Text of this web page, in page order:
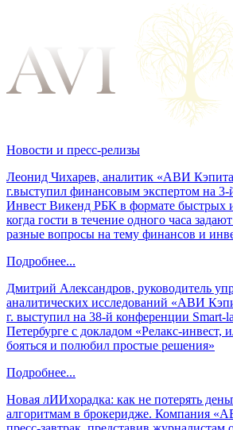
Новости и пресс-релизы
Леонид Чихарев, аналитик «АВИ
г.выступил финансовым экспертом на
Инвест Викенд РБК в формате быстрых
когда гости в течение одного часа
разные вопросы на тему финансов и
Подробнее...
Дмитрий Александров, руководитель
аналитических исследований «АВИ
г. выступил на 38-й конференции Smart-
Петербурге с докладом «Релакс-инвест,
бояться и полюбил простые решения»
Подробнее...
Новая лИИхорадка: как не потерять
алгоритмам в брокеридже. Компания